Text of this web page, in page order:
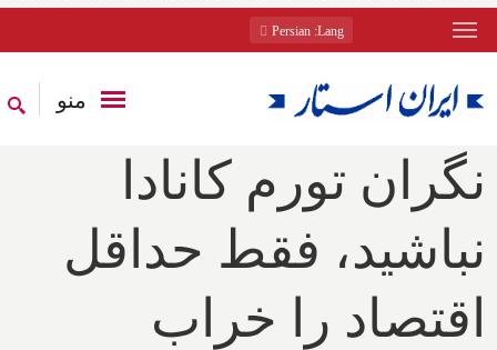
Lang
: Persian
منو
نگران تورم کانادا
نباشید، فقط حداقل
اقتصاد را خراب